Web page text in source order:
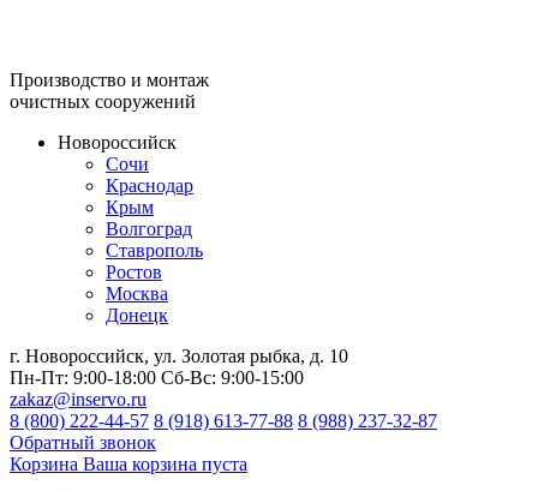
Производство и монтаж
очистных сооружений
Новороссийск
Сочи
Краснодар
Крым
Волгоград
Ставрополь
Ростов
Москва
Донецк
г. Новороссийск, ул. Золотая рыбка, д. 10
Пн-Пт: 9:00-18:00 Сб-Вс: 9:00-15:00
zakaz@inservo.ru
8 (800) 222-44-57 8 (918) 613-77-88 8 (988) 237-32-87
Обратный звонок
Корзина Ваша корзина пуста